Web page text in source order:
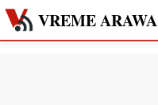
VREME ARAWA